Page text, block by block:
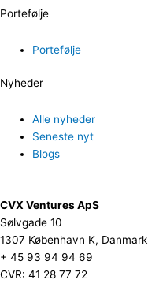
Portefølje
Portefølje
Nyheder
Alle nyheder
Seneste nyt
Blogs
CVX Ventures ApS
Sølvgade 10
1307 København K, Danmark
+ 45 93 94 94 69
CVR: 41 28 77 72